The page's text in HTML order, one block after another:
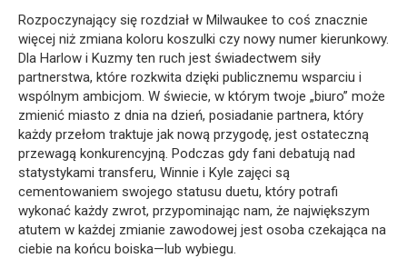
Rozpoczynający się rozdział w Milwaukee to coś znacznie
więcej niż zmiana koloru koszulki czy nowy numer kierunkowy.
Dla Harlow i Kuzmy ten ruch jest świadectwem siły
partnerstwa, które rozkwita dzięki publicznemu wsparciu i
wspólnym ambicjom. W świecie, w którym twoje „biuro” może
zmienić miasto z dnia na dzień, posiadanie partnera, który
każdy przełom traktuje jak nową przygodę, jest ostateczną
przewagą konkurencyjną. Podczas gdy fani debatują nad
statystykami transferu, Winnie i Kyle zajęci są
cementowaniem swojego statusu duetu, który potrafi
wykonać każdy zwrot, przypominając nam, że największym
atutem w każdej zmianie zawodowej jest osoba czekająca na
ciebie na końcu boiska—lub wybiegu.